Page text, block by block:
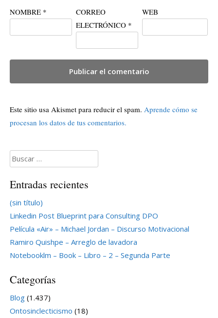
NOMBRE *
CORREO
ELECTRÓNICO *
WEB
Este sitio usa Akismet para reducir el spam. Aprende cómo se
procesan los datos de tus comentarios.
Buscar:
Entradas recientes
(sin título)
Linkedin Post Blueprint para Consulting DPO
Película «Air» – Michael Jordan – Discurso Motivacional
Ramiro Quishpe – Arreglo de lavadora
Notebooklm – Book – Libro – 2 – Segunda Parte
Categorías
Blog (1.437)
Ontosinclecticismo (18)